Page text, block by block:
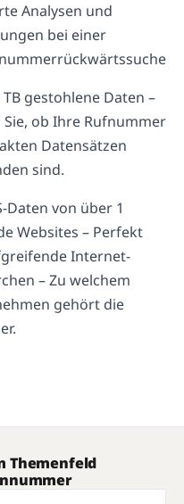
Analysen und
bei einer
gestohlene Daten –
Sie, ob Ihre Rufnummer
Datensätzen
sind.
Daten von über 1
Websites – Perfekt
Internet-
– Zu welchem
gehört die
Themenfeld